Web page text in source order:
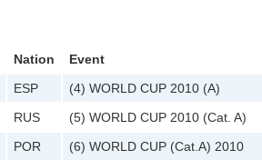
Nation Event
ESP (4) WORLD CUP 2010 (A)
RUS (5) WORLD CUP 2010 (Cat. A)
POR (6) WORLD CUP (Cat.A) 2010